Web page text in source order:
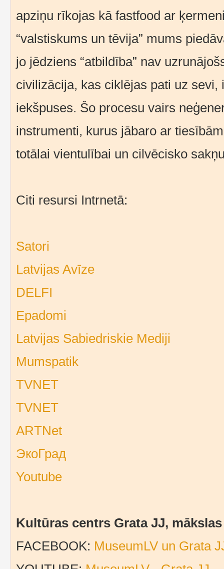
apziņu rīkojas kā fastfood ar
“valstiskums un tēvija” mums
jo jēdziens “atbildība” nav
civilizācija, kas ciklējas pati uz
iekšpuses. Šo procesu vairs
instrumenti, kurus jābaro ar
totālai vientulībai un cilvēcisko
Citi resursi Intrnetā:
Satori
Latvijas Avīze
DELFI
Epadomi
Latvijas Sabiedriskie Mediji
Mumspatik
TVNET
TVNET
ARTNet
ЭкоГрад
Youtube
Kultūras centrs Grata JJ,
FACEBOOK: MuseumLV un Grata